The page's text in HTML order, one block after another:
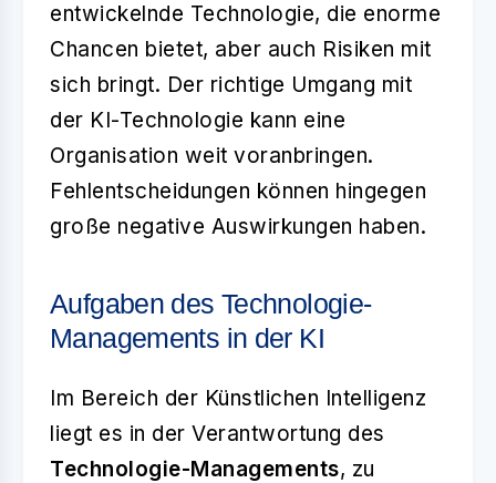
entwickelnde Technologie, die enorme
Chancen bietet, aber auch Risiken mit
sich bringt. Der richtige Umgang mit
der KI-Technologie kann eine
Organisation weit voranbringen.
Fehlentscheidungen können hingegen
große negative Auswirkungen haben.
Aufgaben des Technologie-
Managements in der KI
Im Bereich der Künstlichen Intelligenz
liegt es in der Verantwortung des
Technologie-Managements, zu